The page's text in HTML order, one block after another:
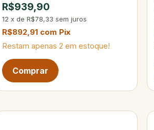
R$939,90
12 x de R$78,33 sem juros
R$892,91 com Pix
Restam apenas 2 em estoque!